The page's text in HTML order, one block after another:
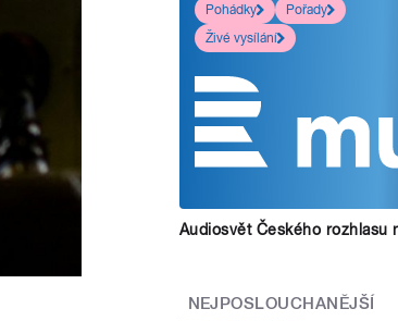
Pohádky
Pořady
Živé vysílání
Audiosvět Českého rozhlasu
NEJPOSLOUCHANĚJŠÍ